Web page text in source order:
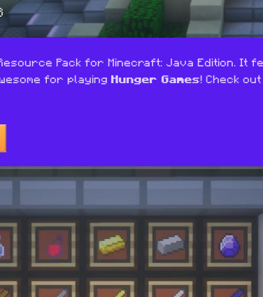
Pack for Minecraft: Java Edition. It
for playing Hunger Games! Check